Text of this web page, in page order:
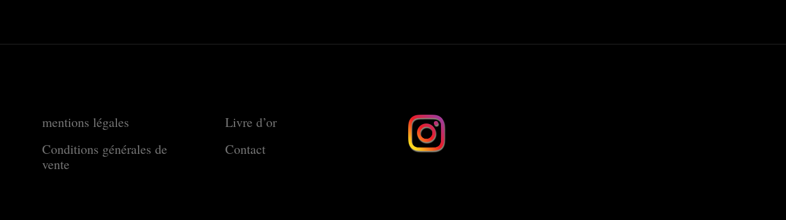
mentions légales
Conditions générales de
vente
Livre d’or
Contact